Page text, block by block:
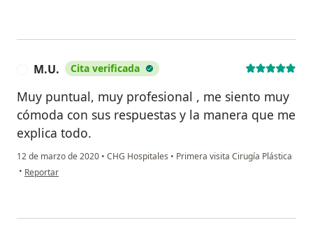
M.U. Cita verificada
Muy puntual, muy profesional , me siento muy
cómoda con sus respuestas y la manera que me
explica todo.
12 de marzo de 2020 • CHG Hospitales • Primera visita Cirugía Plástica
• en opinión del usuario M.U.
Reportar